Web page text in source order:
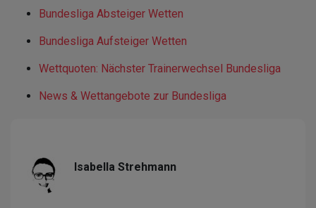
Bundesliga Absteiger Wetten
Bundesliga Aufsteiger Wetten
Wettquoten: Nächster Trainerwechsel Bundesliga
News & Wettangebote zur Bundesliga
Isabella Strehmann